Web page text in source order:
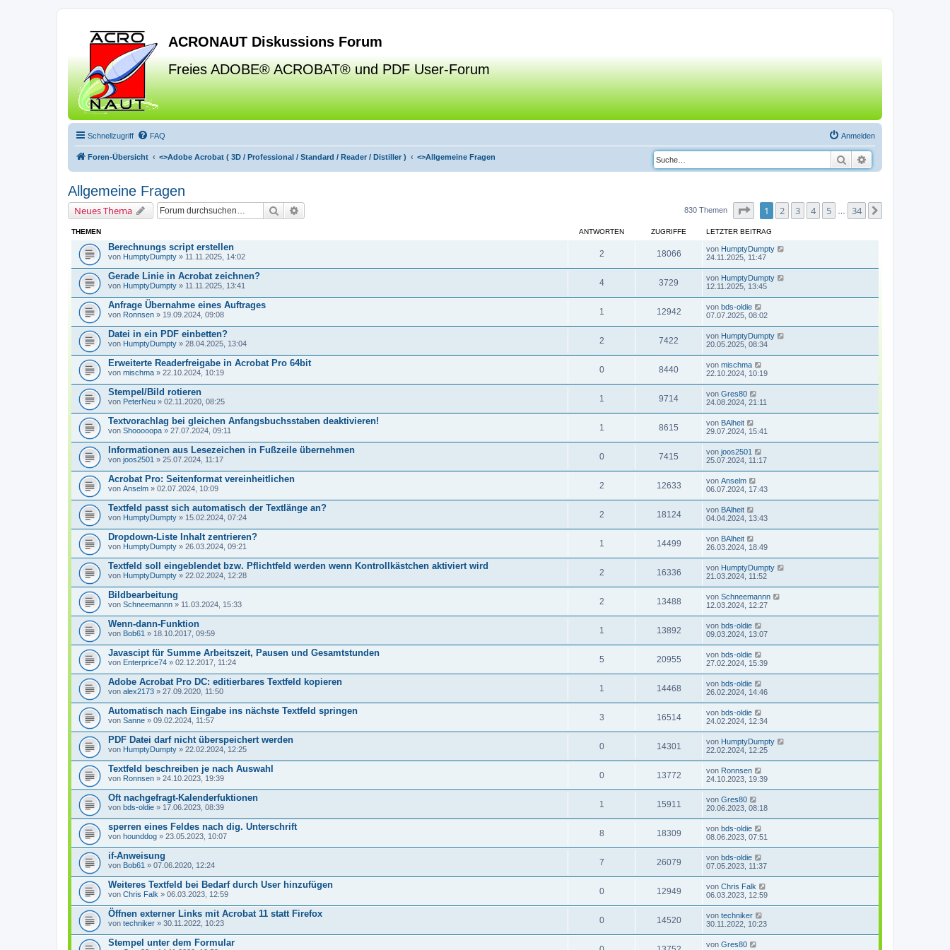
ACRONAUT Diskussions Forum
Freies ADOBE® ACROBAT® und PDF User-Forum
Schnellzugriff FAQ Anmelden
Foren-Übersicht <>Adobe Acrobat ( 3D / Professional / Standard / Reader / Distiller ) <>Allgemeine Fragen Suche
Allgemeine Fragen
Neues Thema Suche 830 Themen Seite von34
1 2 3 4 5 34
THEMEN ANTWORTEN ZUGRIFFE LETZTER BEITRAG
Berechnungs script erstellen
von HumptyDumpty » 11.11.2025, 14:02 2 18066 von HumptyDumpty
24.11.2025, 11:47
Gerade Linie in Acrobat zeichnen?
von HumptyDumpty » 11.11.2025, 13:41 4 3729 von HumptyDumpty
12.11.2025, 13:45
Anfrage Übernahme eines Auftrages
von Ronnsen » 19.09.2024, 09:08 1 12942 von bds-oldie
07.07.2025, 08:02
Datei in ein PDF einbetten?
von HumptyDumpty » 28.04.2025, 13:04 2 7422 von HumptyDumpty
20.05.2025, 08:34
Erweiterte Readerfreigabe in Acrobat Pro 64bit
von mischma » 22.10.2024, 10:19 0 8440 von mischma
22.10.2024, 10:19
Stempel/Bild rotieren
von PeterNeu » 02.11.2020, 08:25 1 9714 von Gres80
24.08.2024, 21:11
Textvorachlag bei gleichen Anfangsbuchsstaben deaktivieren!
von Shooooopa » 27.07.2024, 09:11 1 8615 von BAlheit
29.07.2024, 15:41
Informationen aus Lesezeichen in Fußzeile übernehmen
von joos2501 » 25.07.2024, 11:17 0 7415 von joos2501
25.07.2024, 11:17
Acrobat Pro: Seitenformat vereinheitlichen
von Anselm » 02.07.2024, 10:09 2 12633 von Anselm
06.07.2024, 17:43
Textfeld passt sich automatisch der Textlänge an?
von HumptyDumpty » 15.02.2024, 07:24 2 18124 von BAlheit
04.04.2024, 13:43
Dropdown-Liste Inhalt zentrieren?
von HumptyDumpty » 26.03.2024, 09:21 1 14499 von BAlheit
26.03.2024, 18:49
Textfeld soll eingeblendet bzw. Pflichtfeld werden wenn Kontrollkästchen aktiviert wird
von HumptyDumpty » 22.02.2024, 12:28 2 16336 von HumptyDumpty
21.03.2024, 11:52
Bildbearbeitung
von Schneemannn » 11.03.2024, 15:33 2 13488 von Schneemannn
12.03.2024, 12:27
Wenn-dann-Funktion
von Bob61 » 18.10.2017, 09:59 1 13892 von bds-oldie
09.03.2024, 13:07
Javascipt für Summe Arbeitszeit, Pausen und Gesamtstunden
von Enterprice74 » 02.12.2017, 11:24 5 20955 von bds-oldie
27.02.2024, 15:39
Adobe Acrobat Pro DC: editierbares Textfeld kopieren
von alex2173 » 27.09.2020, 11:50 1 14468 von bds-oldie
26.02.2024, 14:46
Automatisch nach Eingabe ins nächste Textfeld springen
von Sanne » 09.02.2024, 11:57 3 16514 von bds-oldie
24.02.2024, 12:34
PDF Datei darf nicht überspeichert werden
von HumptyDumpty » 22.02.2024, 12:25 0 14301 von HumptyDumpty
22.02.2024, 12:25
Textfeld beschreiben je nach Auswahl
von Ronnsen » 24.10.2023, 19:39 0 13772 von Ronnsen
24.10.2023, 19:39
Oft nachgefragt-Kalenderfuktionen
von bds-oldie » 17.06.2023, 08:39 1 15911 von Gres80
20.06.2023, 08:18
sperren eines Feldes nach dig. Unterschrift
von hounddog » 23.05.2023, 10:07 8 18309 von bds-oldie
08.06.2023, 07:51
if-Anweisung
von Bob61 » 07.06.2020, 12:24 7 26079 von bds-oldie
07.05.2023, 11:37
Weiteres Textfeld bei Bedarf durch User hinzufügen
von Chris Falk » 06.03.2023, 12:59 0 12949 von Chris Falk
06.03.2023, 12:59
Öffnen externer Links mit Acrobat 11 statt Firefox
von techniker » 30.11.2022, 10:23 0 14520 von techniker
30.11.2022, 10:23
Stempel unter dem Formular von Gres80